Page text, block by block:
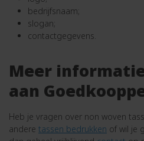
bedrijfsnaam;
slogan;
contactgegevens.
Meer
aan
Heb je vragen over non woven
andere tassen bedrukken of wil je